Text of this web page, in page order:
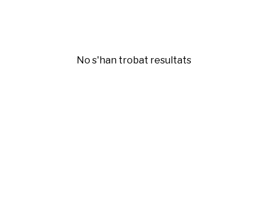
No s'han trobat resultats